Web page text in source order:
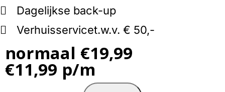
Dagelijkse back-up
Verhuisservicet.w.v. € 50,-
normaal €19,99
€11,99 p/m